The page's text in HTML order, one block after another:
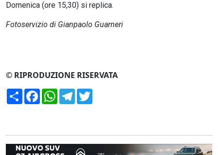
Domenica (ore 15,30) si replica.
Fotoservizio di Gianpaolo Guarneri
© RIPRODUZIONE RISERVATA
CondividiFacebookWhatsApp
Telegram